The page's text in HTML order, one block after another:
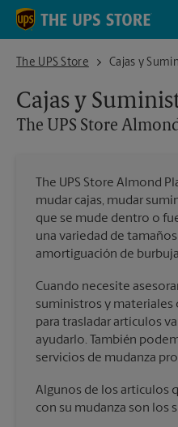
Skip to content
Return to Nav
The UPS Store
The UPS Store Almond Plaza
Cajas y
Cajas y
The UPS Store
The UPS Store Almond
mudar cajas, mudar
que se mude dentro o
una variedad de
amortiguación de
Cuando necesite
suministros y materiales
para trasladar artículos
ayudarlo. También
servicios de mudanza
Algunos de los artículos
con su mudanza son los